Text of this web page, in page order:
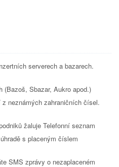
serverech a bazarech.
(Bazoš, Sbazar, Aukro apod.)
neznámých zahraničních čísel.
žaluje Telefonní seznam
s placeným číslem
SMS zprávy o nezaplaceném